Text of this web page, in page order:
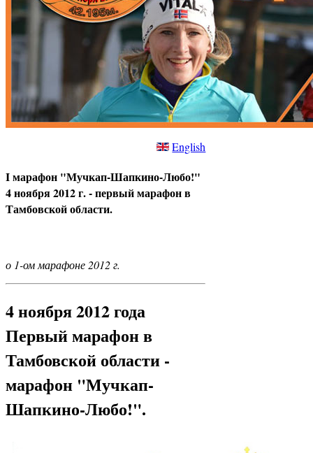
English
I марафон "Мучкап-Шапкино-Любо!"
4 ноября 2012 г. - первый марафон в
Тамбовской области.
о 1-ом марафоне 2012 г.
4 ноября 2012 года
Первый марафон в
Тамбовской области -
марафон "Мучкап-
Шапкино-Любо!".